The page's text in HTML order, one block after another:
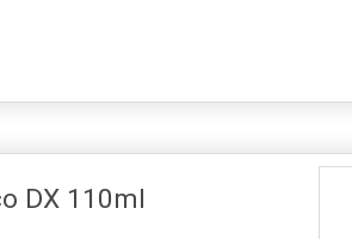
DX 110ml